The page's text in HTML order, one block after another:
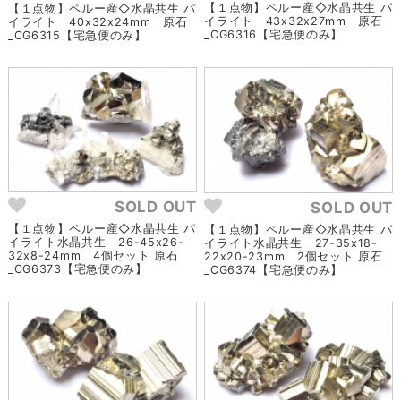
【１点物】ペルー産◇水晶共生 パ
イライト 40x32x24mm 原石
_CG6315【宅急便のみ】
【１点物】ペルー産◇水晶共生 パ
イライト 43x32x27mm 原石
_CG6316【宅急便のみ】
SOLD OUT
【１点物】ペルー産◇水晶共生 パ
イライト水晶共生 26-45x26-
32x8-24mm 4個セット 原石
_CG6373【宅急便のみ】
SOLD OUT
【１点物】ペルー産◇水晶共生 パ
イライト水晶共生 27-35x18-
22x20-23mm 2個セット 原石
_CG6374【宅急便のみ】